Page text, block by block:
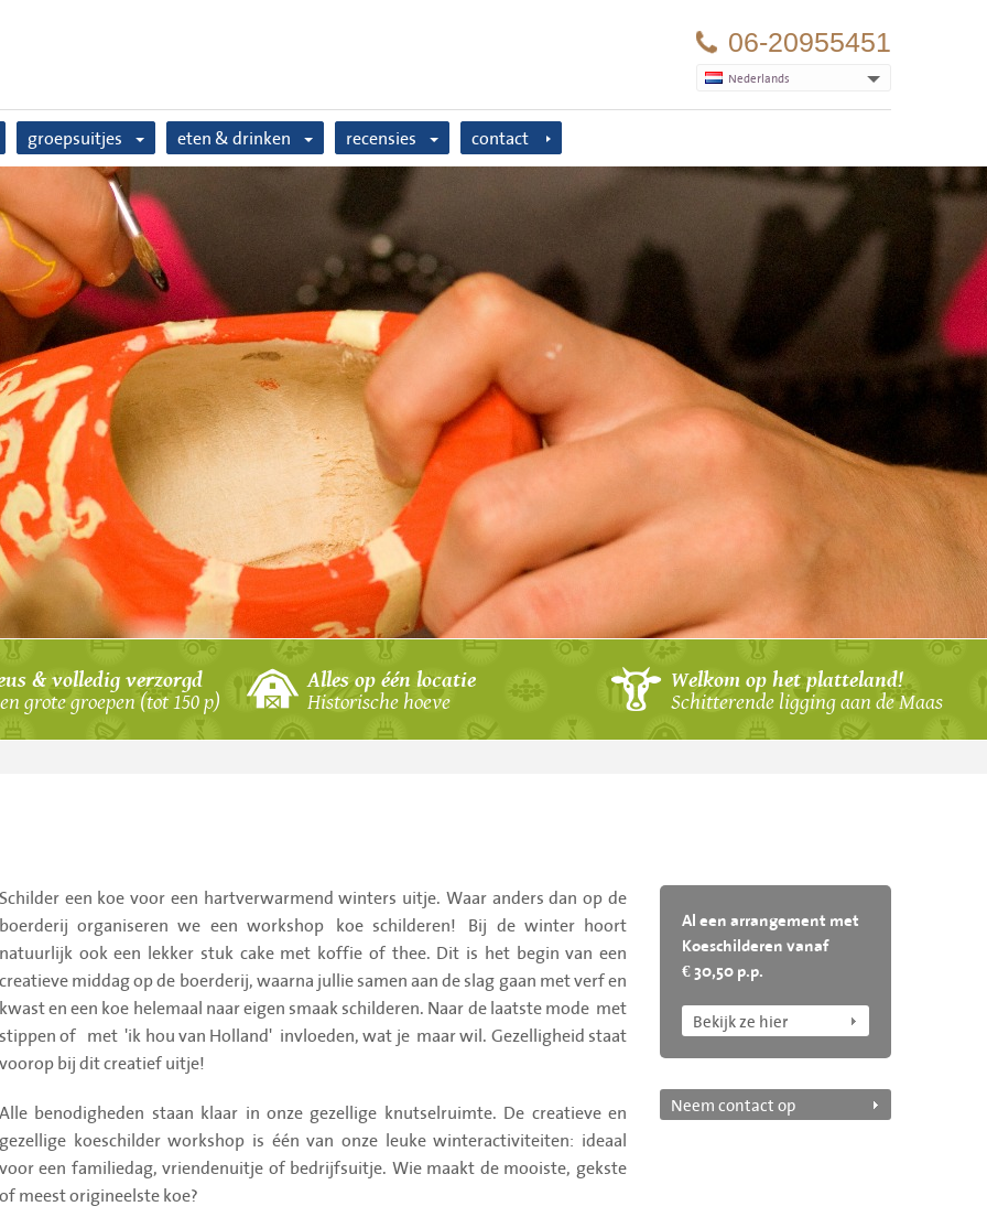
06-20955451
Nederlands
tocht
groepsuitjes
familiedag
vriendendag
bedrijfsuitje
vrijgezellenfeest
kinderfeestje
kerstborrel
nieuwjaarsborrel
eten & drinken
lunchen
boerenbakpan
ijscoupes
terras
zalen
brunchen
high tea
boerenontbijt
recensies
over ons
werken bij
contact
& volledig verzorgd
grote groepen (tot 150 p)
Alles op één locatie
Historische hoeve
Welkom op het platteland!
Schitterende ligging aan de Maas
Schilder een koe voor een hartverwarmend winters uitje. Waar anders dan op de
boerderij organiseren we een workshop koe schilderen! Bij de winter hoort
natuurlijk ook een lekker stuk cake met koffie of thee. Dit is het begin van een
creatieve middag op de boerderij, waarna jullie samen aan de slag gaan met verf en
kwast en een koe helemaal naar eigen smaak schilderen. Naar de laatste mode met
stippen of met 'ik hou van Holland' invloeden, wat je maar wil. Gezelligheid staat
voorop bij dit creatief uitje!
Alle benodigheden staan klaar in onze gezellige knutselruimte. De creatieve en
gezellige koeschilder workshop is één van onze leuke winteractiviteiten: ideaal
voor een familiedag, vriendenuitje of bedrijfsuitje. Wie maakt de mooiste, gekste
of meest origineelste koe?
Al een arrangement met
Koeschilderen vanaf
€ 30,50 p.p.
Bekijk ze hier
Neem contact op